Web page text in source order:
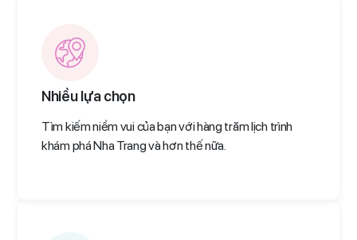
Nhiều lựa chọn
Tìm kiếm niềm vui của bạn với hàng trăm lịch trình
khám phá Nha Trang và hơn thế nữa.